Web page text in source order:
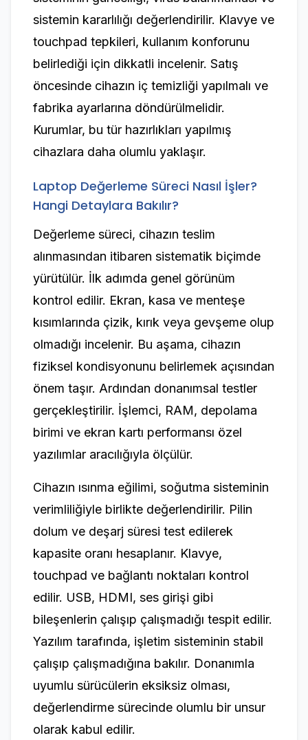
sistemin kararlılığı değerlendirilir. Klavye ve
touchpad tepkileri, kullanım konforunu
belirlediği için dikkatli incelenir. Satış
öncesinde cihazın iç temizliği yapılmalı ve
fabrika ayarlarına döndürülmelidir.
Kurumlar, bu tür hazırlıkları yapılmış
cihazlara daha olumlu yaklaşır.
Laptop Değerleme Süreci Nasıl İşler?
Hangi Detaylara Bakılır?
Değerleme süreci, cihazın teslim
alınmasından itibaren sistematik biçimde
yürütülür. İlk adımda genel görünüm
kontrol edilir. Ekran, kasa ve menteşe
kısımlarında çizik, kırık veya gevşeme olup
olmadığı incelenir. Bu aşama, cihazın
fiziksel kondisyonunu belirlemek açısından
önem taşır. Ardından donanımsal testler
gerçekleştirilir. İşlemci, RAM, depolama
birimi ve ekran kartı performansı özel
yazılımlar aracılığıyla ölçülür.
Cihazın ısınma eğilimi, soğutma sisteminin
verimliliğiyle birlikte değerlendirilir. Pilin
dolum ve deşarj süresi test edilerek
kapasite oranı hesaplanır. Klavye,
touchpad ve bağlantı noktaları kontrol
edilir. USB, HDMI, ses girişi gibi
bileşenlerin çalışıp çalışmadığı tespit edilir.
Yazılım tarafında, işletim sisteminin stabil
çalışıp çalışmadığına bakılır. Donanımla
uyumlu sürücülerin eksiksiz olması,
değerlendirme sürecinde olumlu bir unsur
olarak kabul edilir.